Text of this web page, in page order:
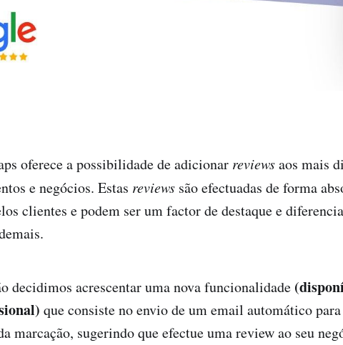
oferece a possibilidade de adicionar reviewsaos mais
e negócios. Estas reviews são efectuadas de forma
clientes e podem ser um factor de destaque e
decidimos acrescentar uma nova funcionalidade
que consiste no envio de um email automático
marcação, sugerindo que efectue uma review ao seu